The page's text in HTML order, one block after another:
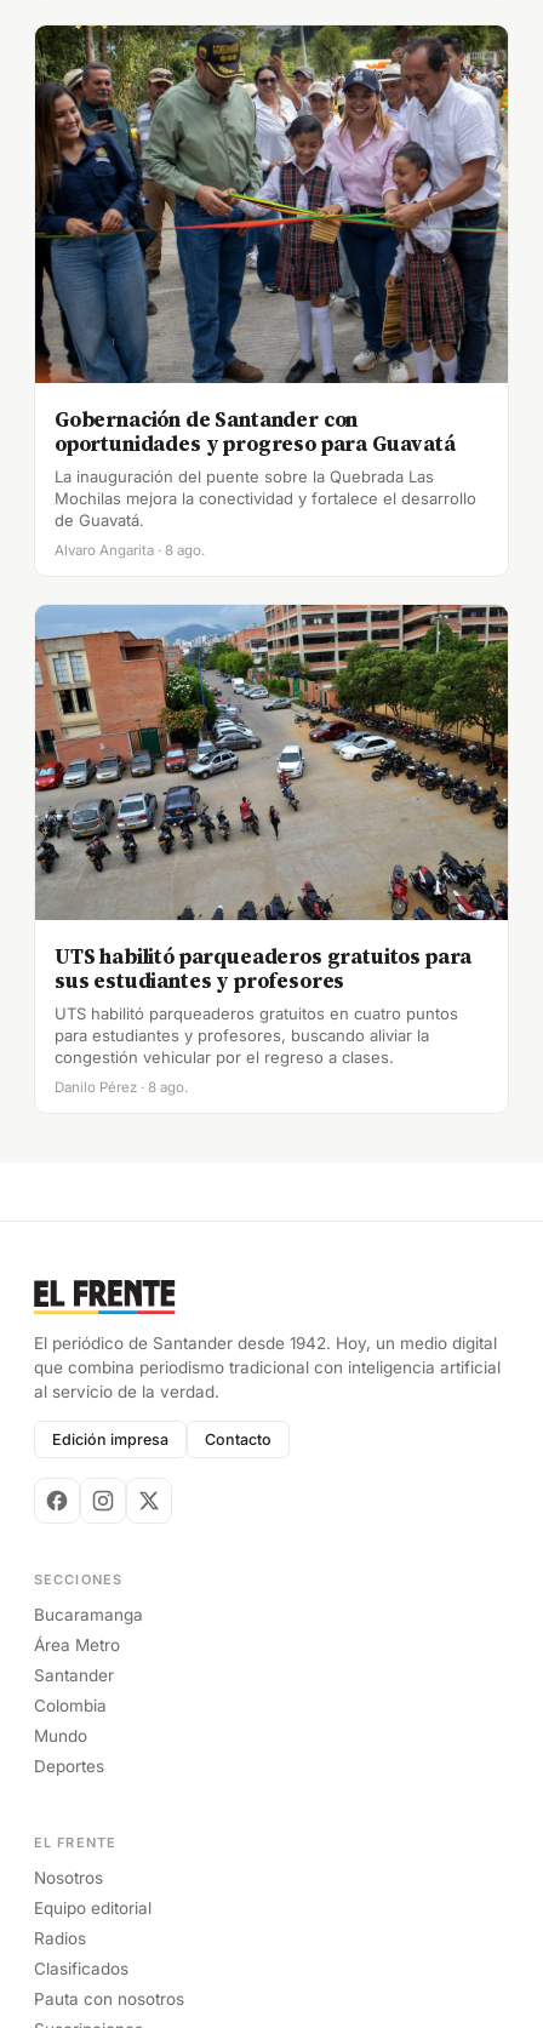
Gobernación de Santander con
oportunidades y progreso para Guavatá
La inauguración del puente sobre la Quebrada Las
Mochilas mejora la conectividad y fortalece el desarrollo
de Guavatá.
Alvaro Angarita · 8 ago.
UTS habilitó parqueaderos gratuitos para
sus estudiantes y profesores
UTS habilitó parqueaderos gratuitos en cuatro puntos
para estudiantes y profesores, buscando aliviar la
congestión vehicular por el regreso a clases.
Danilo Pérez · 8 ago.
El periódico de Santander desde 1942. Hoy, un medio digital
que combina periodismo tradicional con inteligencia artificial
al servicio de la verdad.
Edición impresa Contacto
SECCIONES
Bucaramanga
Área Metro
Santander
Colombia
Mundo
Deportes
EL FRENTE
Nosotros
Equipo editorial
Radios
Clasificados
Pauta con nosotros